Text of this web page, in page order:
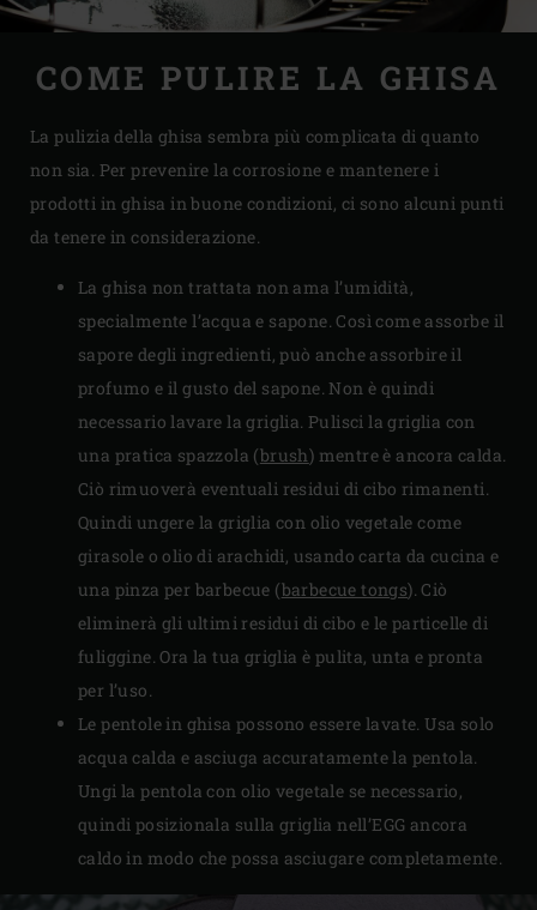
COME PULIRE LA GHISA
La pulizia della ghisa sembra più complicata di quanto
non sia. Per prevenire la corrosione e mantenere i
prodotti in ghisa in buone condizioni, ci sono alcuni punti
da tenere in considerazione.
La ghisa non trattata non ama l’umidità,
specialmente l’acqua e sapone. Così come assorbe il
sapore degli ingredienti, può anche assorbire il
profumo e il gusto del sapone. Non è quindi
necessario lavare la griglia. Pulisci la griglia con
una pratica spazzola (brush) mentre è ancora calda.
Ciò rimuoverà eventuali residui di cibo rimanenti.
Quindi ungere la griglia con olio vegetale come
girasole o olio di arachidi, usando carta da cucina e
una pinza per barbecue (barbecue tongs). Ciò
eliminerà gli ultimi residui di cibo e le particelle di
fuliggine. Ora la tua griglia è pulita, unta e pronta
per l’uso.
Le pentole in ghisa possono essere lavate. Usa solo
acqua calda e asciuga accuratamente la pentola.
Ungi la pentola con olio vegetale se necessario,
quindi posizionala sulla griglia nell’EGG ancora
caldo in modo che possa asciugare completamente.